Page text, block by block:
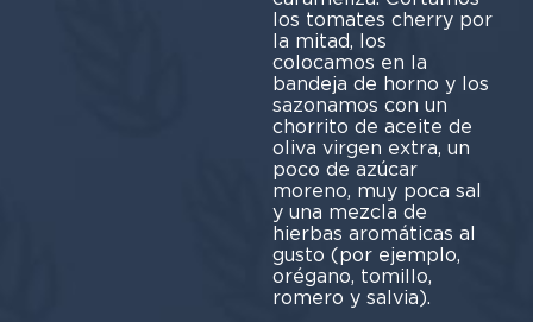
los tomates cherry por
la mitad, los
colocamos en la
bandeja de horno y los
sazonamos con un
chorrito de aceite de
oliva virgen extra, un
poco de azúcar
moreno, muy poca sal
y una mezcla de
hierbas aromáticas al
gusto (por ejemplo,
orégano, tomillo,
romero y salvia).